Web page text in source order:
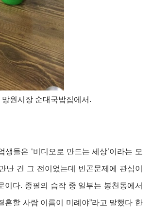
망원시장 순대국밥집에서.
들은 ‘비디오로 만드는 세상’이라는 모
건 그 전이었는데 빈곤문제에 관심이
이다. 종필의 습작 중 일부는 봉천동에서
혼할 사람 이름이 미례야”라고 말했다 한